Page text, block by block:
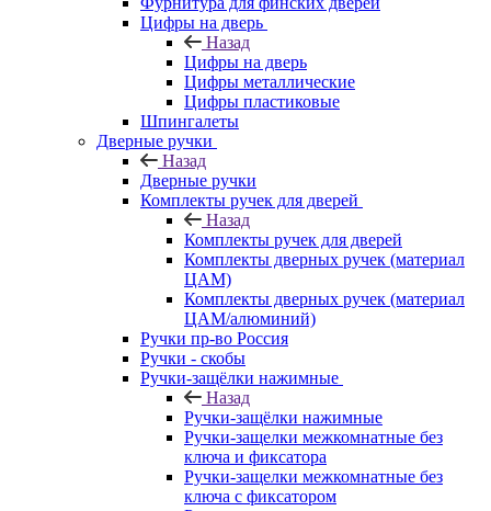
Цифры на дверь
Назад
Цифры на дверь
Цифры металлические
Цифры пластиковые
Шпингалеты
Дверные ручки
Назад
Дверные ручки
Комплекты ручек для дверей
Назад
Комплекты ручек для дверей
Комплекты дверных ручек (материал
ЦАМ)
Комплекты дверных ручек (материал
ЦАМ/алюминий)
Ручки пр-во Россия
Ручки - скобы
Ручки-защёлки нажимные
Назад
Ручки-защёлки нажимные
Ручки-защелки межкомнатные без
ключа и фиксатора
Ручки-защелки межкомнатные без
ключа с фиксатором